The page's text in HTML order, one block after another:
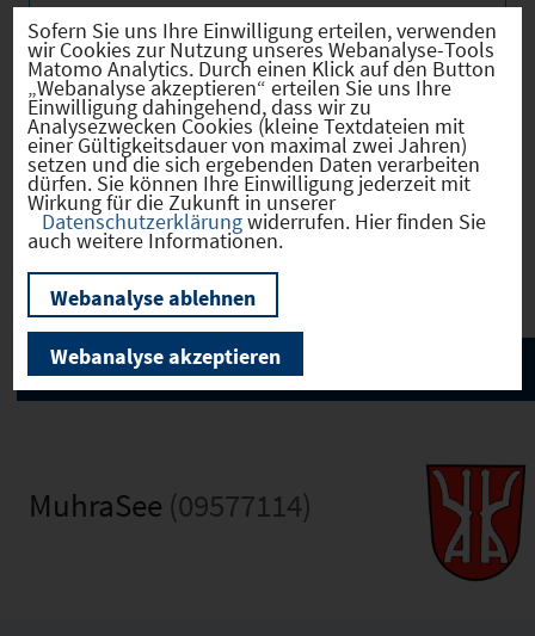
Sozialvers. Beschäftigte
Verkehrsinfrastruktur
Kommunale Infrastruktur
MuhraSee (09577114)
Sofern Sie uns Ihre Einwilligung erteilen, verwenden
wir Cookies zur Nutzung unseres Webanalyse-Tools
Matomo Analytics. Durch einen Klick auf den Button
„Webanalyse akzeptieren“ erteilen Sie uns Ihre
Einwilligung dahingehend, dass wir zu
Analysezwecken Cookies (kleine Textdateien mit
einer Gültigkeitsdauer von maximal zwei Jahren)
setzen und die sich ergebenden Daten verarbeiten
dürfen. Sie können Ihre Einwilligung jederzeit mit
Wirkung für die Zukunft in unserer
Datenschutzerklärungwiderrufen. Hier finden Sie
auch weitere Informationen.
Webanalyse ablehnen
Webanalyse akzeptieren